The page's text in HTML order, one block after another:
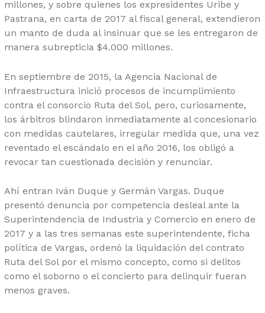
millones, y sobre quienes los expresidentes Uribe y
Pastrana, en carta de 2017 al fiscal general, extendieron
un manto de duda al insinuar que se les entregaron de
manera subrepticia $4.000 millones.
En septiembre de 2015, la Agencia Nacional de
Infraestructura inició procesos de incumplimiento
contra el consorcio Ruta del Sol, pero, curiosamente,
los árbitros blindaron inmediatamente al concesionario
con medidas cautelares, irregular medida que, una vez
reventado el escándalo en el año 2016, los obligó a
revocar tan cuestionada decisión y renunciar.
Ahí entran Iván Duque y Germán Vargas. Duque
presentó denuncia por competencia desleal ante la
Superintendencia de Industria y Comercio en enero de
2017 y a las tres semanas este superintendente, ficha
política de Vargas, ordenó la liquidación del contrato
Ruta del Sol por el mismo concepto, como si delitos
como el soborno o el concierto para delinquir fueran
menos graves.